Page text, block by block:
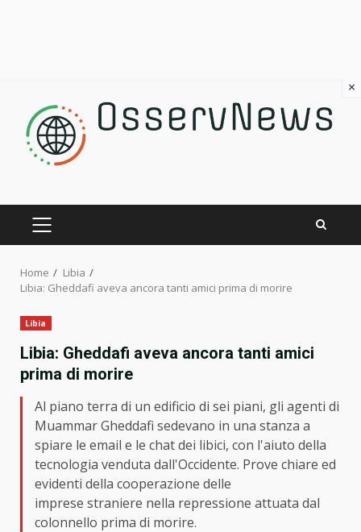
content
PRIMARY
MENU
Home
Libia
Libia: Gheddafi aveva ancora tanti amici prima di morire
Libia
Libia: Gheddafi aveva ancora tanti amici
prima di morire
Al piano terra di un edificio di sei piani, gli agenti di
Muammar Gheddafi sedevano in una stanza a
spiare le email e le chat dei libici, con l'aiuto della
tecnologia venduta dall'Occidente. Prove chiare ed
evidenti della cooperazione delle
imprese straniere nella repressione attuata dal
colonnello prima di morire.
×